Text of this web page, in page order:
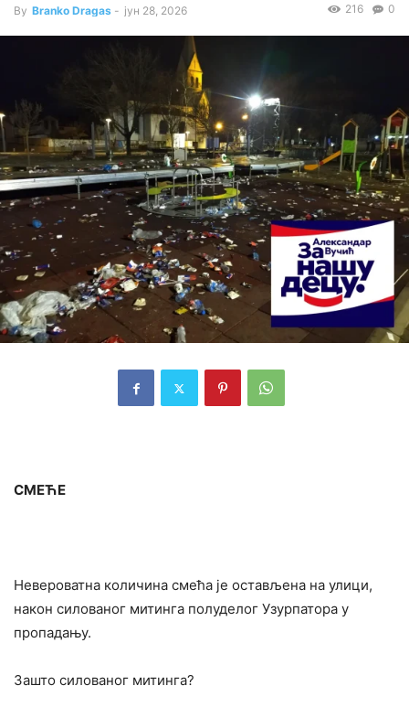
By Branko Dragas - јун 28, 2026 0
216
СМЕЋЕ
Невероватна количина смећа је остављена на улици,
након силованог митинга полуделог Узурпатора у
пропадању.
Зашто силованог митинга?